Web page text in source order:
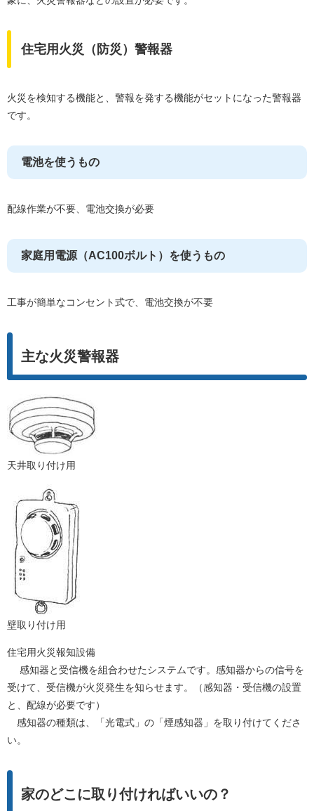
住宅用火災（防災）警報器
火災を検知する機能と、警報を発する機能がセットになった警報器
です。
電池を使うもの
配線作業が不要、電池交換が必要
家庭用電源（AC100ボルト）を使うもの
工事が簡単なコンセント式で、電池交換が不要
主な火災警報器
天井取り付け用
壁取り付け用
住宅用火災報知設備
感知器と受信機を組合わせたシステムです。感知器からの信号を
受けて、受信機が火災発生を知らせます。（感知器・受信機の設置
と、配線が必要です）
感知器の種類は、「光電式」の「煙感知器」を取り付けてくださ
い。
家のどこに取り付ければいいの？